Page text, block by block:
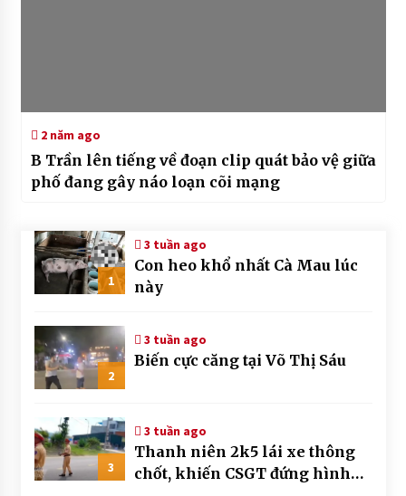
2 năm ago
B Trần lên tiếng về đoạn clip quát bảo vệ giữa
phố đang gây náo loạn cõi mạng
1
3 tuần ago
Con heo khổ nhất Cà Mau lúc
này
2
3 tuần ago
Biến cực căng tại Võ Thị Sáu
3
3 tuần ago
Thanh niên 2k5 lái xe thông
chốt, khiến CSGT đứng hình